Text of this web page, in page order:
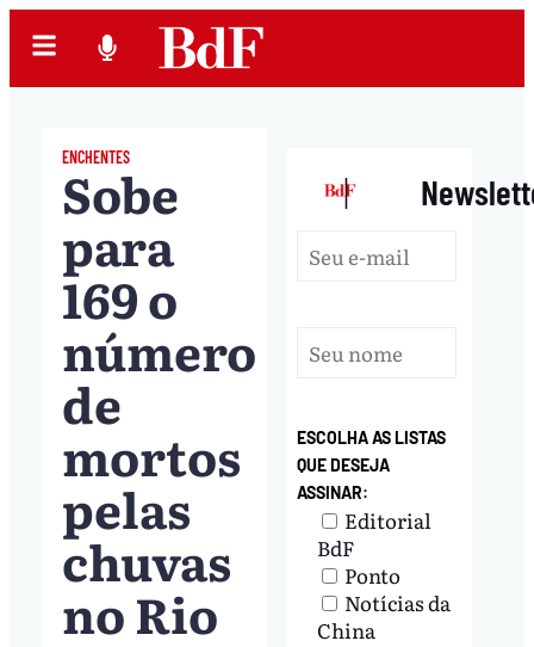
ENCHENTES
Sobe
para
169 o
número
de
mortos
pelas
chuvas
no Rio
|
ESCOLHA AS LISTAS
QUE DESEJA
ASSINAR:
Editorial
BdF
Ponto
Notícias da
China